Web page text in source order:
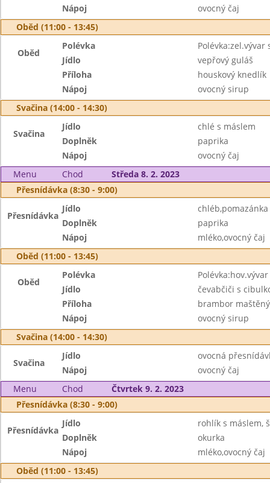
Nápoj
ovocný čaj
Oběd (11:00 - 13:45)
Oběd
Polévka
Polévka:zel.vývar
Jídlo
vepřový guláš
Příloha
houskový knedlík
Nápoj
ovocný sirup
Svačina (14:00 - 14:30)
Svačina
Jídlo
chlé s máslem
Doplněk
paprika
Nápoj
ovocný čaj
Menu
Chod
Středa 8. 2. 2023
Přesnídávka (8:30 - 9:00)
Přesnídávka
Jídlo
Doplněk
paprika
Nápoj
mléko,ovocný čaj
Oběd (11:00 - 13:45)
Oběd
Polévka
Jídlo
čevabčiči s
Příloha
brambor
Nápoj
ovocný sirup
Svačina (14:00 - 14:30)
Svačina
Jídlo
ovocná
Nápoj
ovocný čaj
Menu
Chod
Čtvrtek 9. 2. 2023
Přesnídávka (8:30 - 9:00)
Přesnídávka
Jídlo
rohlík s máslem,
Doplněk
okurka
Nápoj
mléko,ovocný čaj
Oběd (11:00 - 13:45)